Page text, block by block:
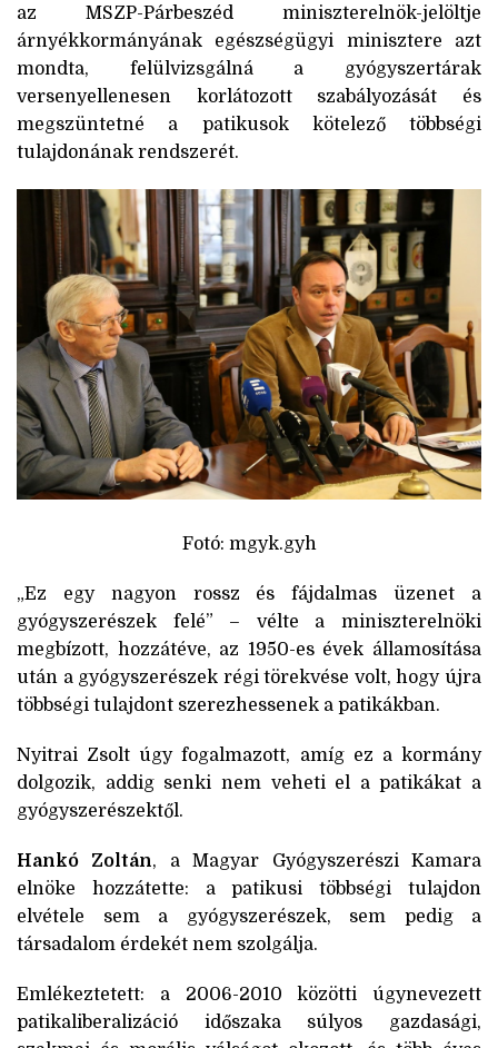
az MSZP-Párbeszéd miniszterelnök-jelöltje
árnyékkormányának egészségügyi minisztere azt
mondta, felülvizsgálná a gyógyszertárak
versenyellenesen korlátozott szabályozását és
megszüntetné a patikusok kötelező többségi
tulajdonának rendszerét.
Fotó: mgyk.gyh
„Ez egy nagyon rossz és fájdalmas üzenet a
gyógyszerészek felé” – vélte a miniszterelnöki
megbízott, hozzátéve, az 1950-es évek államosítása
után a gyógyszerészek régi törekvése volt, hogy újra
többségi tulajdont szerezhessenek a patikákban.
Nyitrai Zsolt úgy fogalmazott, amíg ez a kormány
dolgozik, addig senki nem veheti el a patikákat a
gyógyszerészektől.
Hankó Zoltán, a Magyar Gyógyszerészi Kamara
elnöke hozzátette: a patikusi többségi tulajdon
elvétele sem a gyógyszerészek, sem pedig a
társadalom érdekét nem szolgálja.
Emlékeztetett: a 2006-2010 közötti úgynevezett
patikaliberalizáció időszaka súlyos gazdasági,